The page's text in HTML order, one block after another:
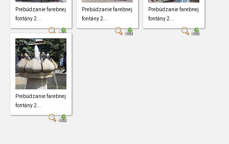
Prebúdzanie farebnej
fontány 2...
Prebúdzanie farebnej
fontány 2...
Prebúdzanie farebnej
fontány 2...
Prebúdzanie farebnej
fontány 2...